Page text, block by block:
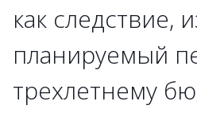
как следствие,
планируемый
трехлетнему